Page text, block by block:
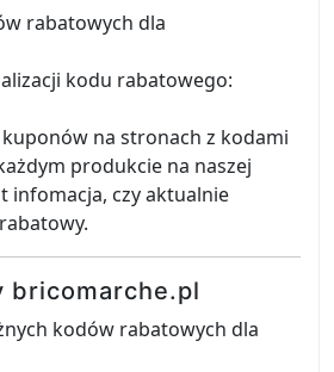
rabatowych dla
kodu rabatowego:
na stronach z kodami
produkcie na naszej
infomacja, czy aktualnie
bricomarche.pl
kodów rabatowych dla